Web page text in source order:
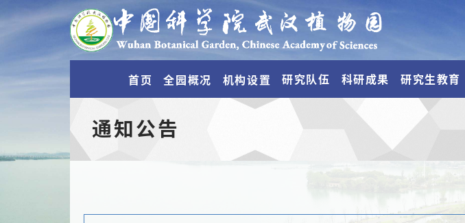
首页 全园概况 机构设置 研究队伍 科研成果 研究生教育
通知公告